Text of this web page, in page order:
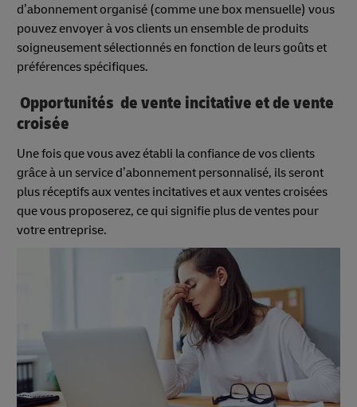
d’abonnement organisé (comme une box mensuelle) vous
pouvez envoyer à vos clients un ensemble de produits
soigneusement sélectionnés en fonction de leurs goûts et
préférences spécifiques.
Opportunités de vente incitative et de vente
croisée
Une fois que vous avez établi la confiance de vos clients
grâce à un service d’abonnement personnalisé, ils seront
plus réceptifs aux ventes incitatives et aux ventes croisées
que vous proposerez, ce qui signifie plus de ventes pour
votre entreprise.